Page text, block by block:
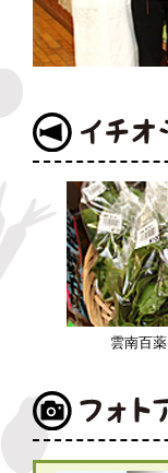
雲南百薬